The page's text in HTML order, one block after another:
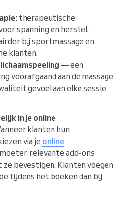
therapeutische
spanning en herstel.
bij sportmassage en
klanten.
— een
voorafgaand aan de massage
gevoel aan elke sessie
in je online
klanten hun
via je online
relevante add-ons
bevestigen. Klanten voegen
tijdens het boeken dan bij